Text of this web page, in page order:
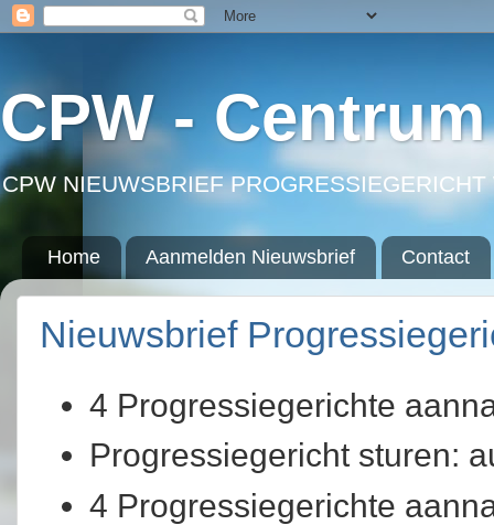
CPW -
CPW NIEUWSBRIEF
Home Aanmelden Nieuwsbrief Contact
Nieuwsbrief
4 Progressiegerichte
Progressiegericht sturen:
4 Progressiegerichte